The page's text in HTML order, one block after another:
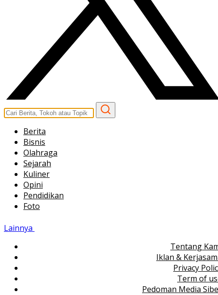
Berita
Bisnis
Olahraga
Sejarah
Kuliner
Opini
Pendidikan
Foto
Lainnya
Tentang
Iklan &
Privacy
Term of
Pedoman Media